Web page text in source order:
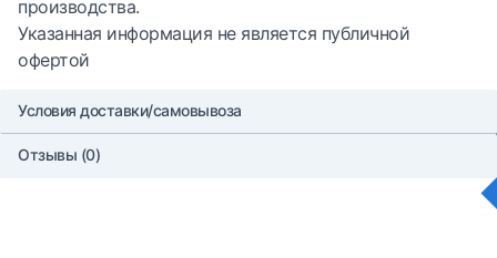
производства.
Указанная информация не является публичной
офертой
Условия доставки/самовывоза
Отзывы (0)